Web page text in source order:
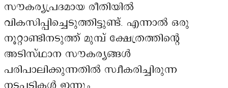
സൗകര്യപ്രദമായ രീതിയിൽ
വികസിപ്പിച്ചെടുത്തിട്ടുണ്ട്. എന്നാൽ ഒരു
നൂറ്റാണ്ടിനടുത്ത് മുമ്പ് ക്ഷേത്രത്തിന്റെ
അടിസ്ഥാന സൗകര്യങ്ങൾ
പരിപാലിക്കുന്നതിൽ സ്വീകരിച്ചിരുന്ന